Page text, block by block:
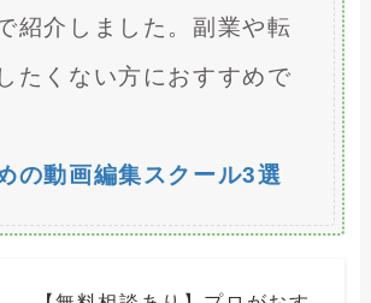
紹介しました。副業や転
たくない方におすすめで
の動画編集スクール3選